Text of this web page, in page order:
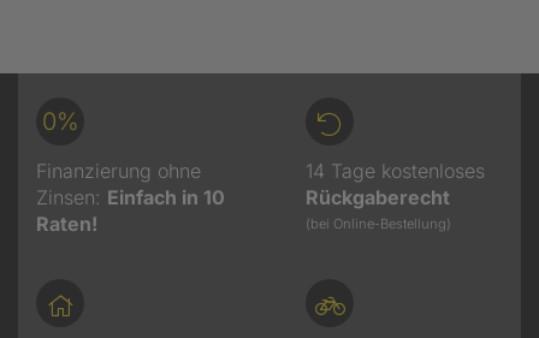
0%
Finanzierung ohne
Zinsen: Einfach in 10
Raten!
14 Tage kostenloses
Rückgaberecht
(bei Online-Bestellung)